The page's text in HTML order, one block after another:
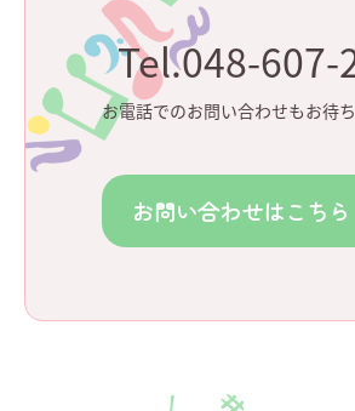
Tel.048-607-
お電話でのお問い合わせもお待
お問い合わせはこちら